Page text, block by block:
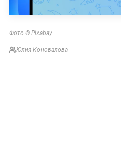
Фото © Pixabay
Юлия Коновалова